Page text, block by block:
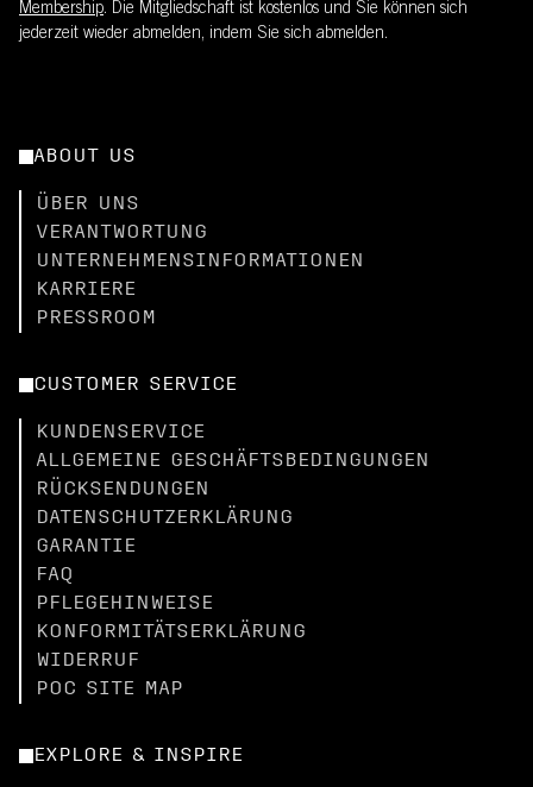
Membership. Die Mitgliedschaft ist kostenlos und Sie können sich
jederzeit wieder abmelden, indem Sie sich abmelden.
ABOUT US
ÜBER UNS
VERANTWORTUNG
UNTERNEHMENSINFORMATIONEN
KARRIERE
PRESSROOM
CUSTOMER SERVICE
KUNDENSERVICE
ALLGEMEINE GESCHÄFTSBEDINGUNGEN
RÜCKSENDUNGEN
DATENSCHUTZERKLÄRUNG
GARANTIE
FAQ
PFLEGEHINWEISE
KONFORMITÄTSERKLÄRUNG
WIDERRUF
POC SITE MAP
EXPLORE & INSPIRE